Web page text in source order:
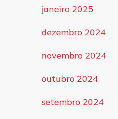
janeiro 2025
dezembro 2024
novembro 2024
outubro 2024
setembro 2024